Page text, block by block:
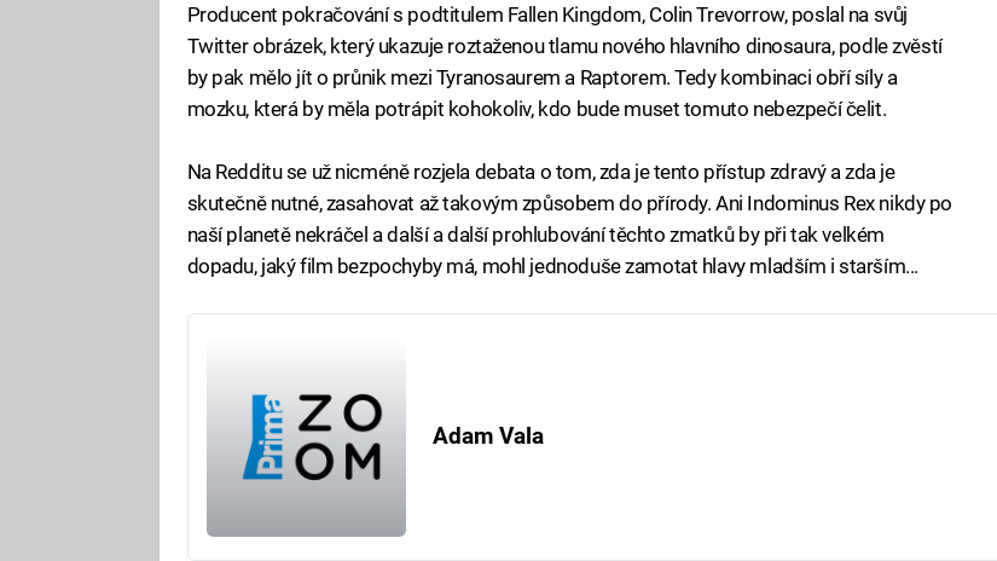
Producent pokračování s podtitulem Fallen Kingdom, Colin Trevorrow, poslal na svůj
Twitter obrázek, který ukazuje roztaženou tlamu nového hlavního dinosaura, podle zvěstí
by pak mělo jít o průnik mezi Tyranosaurem a Raptorem. Tedy kombinaci obří síly a
mozku, která by měla potrápit kohokoliv, kdo bude muset tomuto nebezpečí čelit.
Na Redditu se už nicméně rozjela debata o tom, zda je tento přístup zdravý a zda je
skutečně nutné, zasahovat až takovým způsobem do přírody. Ani Indominus Rex nikdy po
naší planetě nekráčel a další a další prohlubování těchto zmatků by při tak velkém
dopadu, jaký film bezpochyby má, mohl jednoduše zamotat hlavy mladším i starším...
Adam Vala